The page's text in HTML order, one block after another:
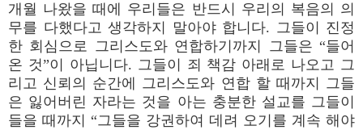
개월 나왔을 때에 우리들은 반드시 우리의 복음의 의
무를 다했다고 생각하지 말아야 합니다. 그들이 진정
한 회심으로 그리스도와 연합하기까지 그들은 “들어
온 것”이 아닙니다. 그들이 죄 책감 아래로 나오고 그
리고 신뢰의 순간에 그리스도와 연합 할 때까지 그들
은 잃어버린 자라는 것을 아는 충분한 설교를 그들이
들을 때까지 “그들을 강권하여 데려 오기를 계속 해야